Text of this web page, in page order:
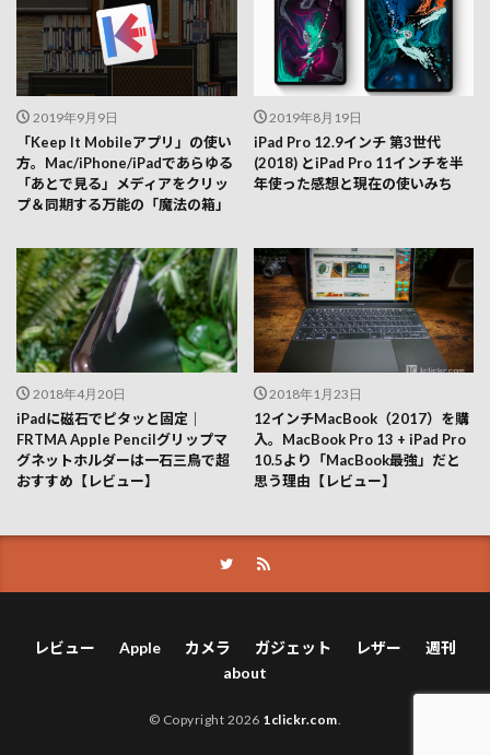
2019年9月9日
「Keep It Mobileアプリ」の使い
方。Mac/iPhone/iPadであらゆる
「あとで見る」メディアをクリッ
プ＆同期する万能の「魔法の箱」
2019年8月19日
iPad Pro 12.9インチ 第3世代
(2018) とiPad Pro 11インチを半
年使った感想と現在の使いみち
2018年4月20日
iPadに磁石でピタッと固定｜
FRTMA Apple Pencilグリップマ
グネットホルダーは一石三鳥で超
おすすめ【レビュー】
2018年1月23日
12インチMacBook（2017）を購
入。MacBook Pro 13 + iPad Pro
10.5より「MacBook最強」だと
思う理由【レビュー】
レビュー Apple カメラ ガジェット レザー
週刊
about
© Copyright 2026 1clickr.com